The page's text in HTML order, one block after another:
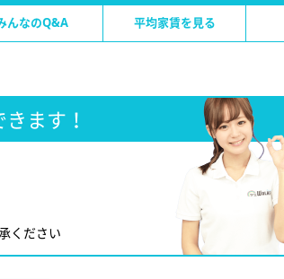
んなのQ&A 平均家賃を見る
ます！
ください